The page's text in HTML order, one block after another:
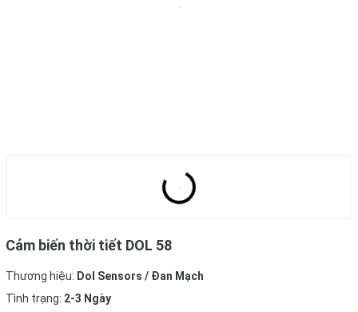
Cảm biến thời tiết DOL 58
Thương hiệu: Dol Sensors / Đan Mạch
Tình trạng: 2-3 Ngày